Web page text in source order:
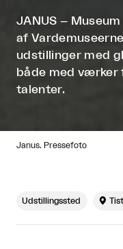
JANUS –
af
udstillinger med
både med værker
talenter.
Janus. Pressefoto
Udstillingssted 